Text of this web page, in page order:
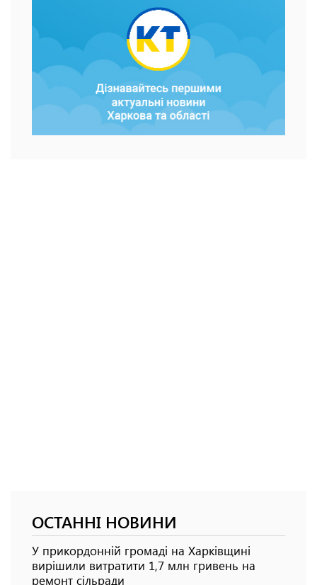
ОСТАННІ НОВИНИ
У прикордонній громаді на Харківщині
вирішили витратити 1,7 млн гривень на
ремонт сільради